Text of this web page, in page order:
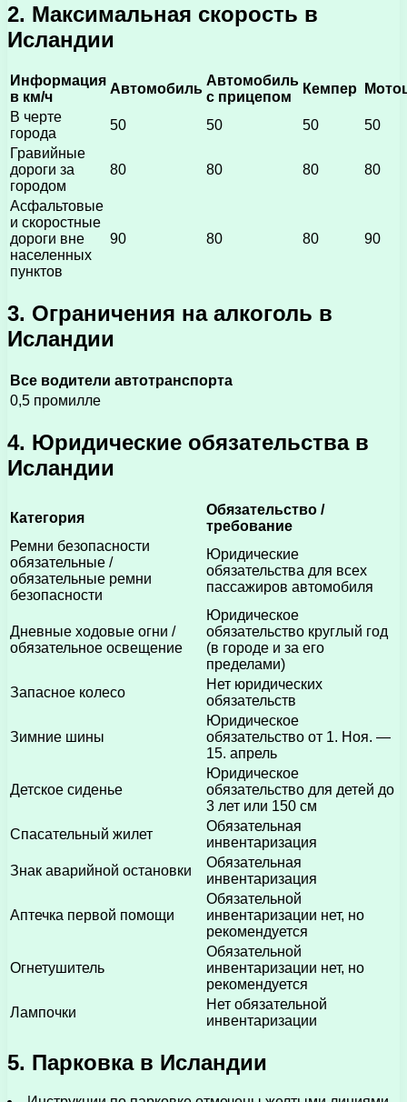
2. Максимальная скорость в
Исландии
Информация
в км/ч
Автомобиль
Автомобиль
с прицепом
Кемпер
В черте
города
50 50 50
50
Гравийные
дороги за
городом
80 80 80 80
Асфальтовые
и скоростные
дороги вне
населенных
пунктов
90 80 80 90
3. Ограничения на алкоголь в
Исландии
Все водители автотранспорта
0,5 промилле
4. Юридические обязательства в
Исландии
Категория
Обязательство /
требование
Ремни безопасности
обязательные /
обязательные ремни
безопасности
Юридические
обязательства для всех
пассажиров автомобиля
Дневные ходовые огни /
обязательное освещение
Юридическое
обязательство круглый год
(в городе и за его
пределами)
Запасное колесо
Нет юридических
обязательств
Зимние шины
Юридическое
обязательство от 1. Ноя. —
15. апрель
Детское сиденье
Юридическое
обязательство для детей до
3 лет или 150 см
Спасательный жилет
Обязательная
инвентаризация
Знак аварийной остановки
Обязательная
инвентаризация
Аптечка первой помощи
Обязательной
инвентаризации нет, но
рекомендуется
Огнетушитель
Обязательной
инвентаризации нет, но
рекомендуется
Лампочки
Нет обязательной
инвентаризации
5. Парковка в Исландии